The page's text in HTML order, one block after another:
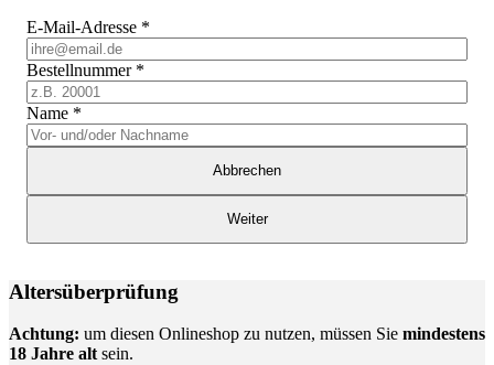
E-Mail-Adresse *
Bestellnummer *
Name *
Abbrechen
Weiter
Altersüberprüfung
Achtung: um diesen Onlineshop zu nutzen, müssen Sie mindestens
18 Jahre alt sein.